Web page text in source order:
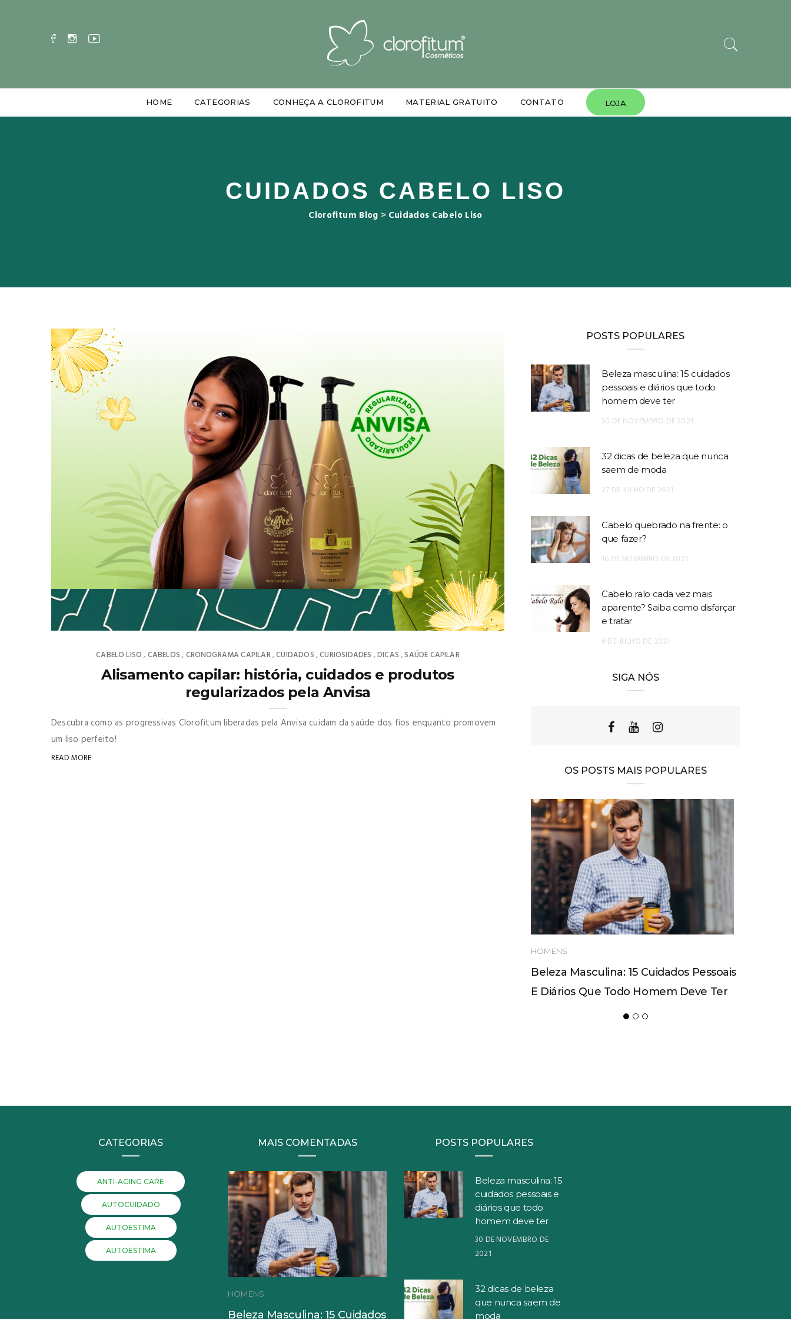
HOME CATEGORIAS CONHEÇA A CLOROFITUM MATERIAL GRATUITO CONTATO LOJA
CUIDADOS CABELO LISO
Clorofitum Blog > Cuidados Cabelo Liso
CABELO LISO , CABELOS , CRONOGRAMA CAPILAR,CUIDADOS ,CURIOSIDADES ,DICAS ,SAÚDE CAPILAR
Alisamento capilar: história, cuidados e produtos
regularizados pela Anvisa
Descubra como as progressivas Clorofitum liberadas pela Anvisa cuidam da saúde dos fios enquanto promovem
um liso perfeito!
READ MORE
POSTS POPULARES
Beleza masculina: 15 cuidados
pessoais e diários que todo
homem deve ter
30 DE NOVEMBRO DE 2021
32 dicas de beleza que nunca
saem de moda
27 DE JULHO DE 2021
Cabelo quebrado na frente: o
que fazer?
16 DE SETEMBRO DE 2021
Cabelo ralo cada vez mais
aparente? Saiba como disfarçar
e tratar
6 DE JULHO DE 2021
SIGA NÓS
OS POSTS MAIS POPULARES
HOMENS
Beleza Masculina: 15 Cuidados Pessoais
E Diários Que Todo Homem Deve Ter
CATEGORIAS
ANTI-AGING CARE
AUTOCUIDADO
AUTOESTIMA
AUTOESTIMA
MAIS COMENTADAS
HOMENS
Beleza Masculina: 15 Cuidados
POSTS POPULARES
Beleza masculina: 15
cuidados pessoais e
diários que todo
homem deve ter
30 DE NOVEMBRO DE
2021
32 dicas de beleza
que nunca saem de
moda